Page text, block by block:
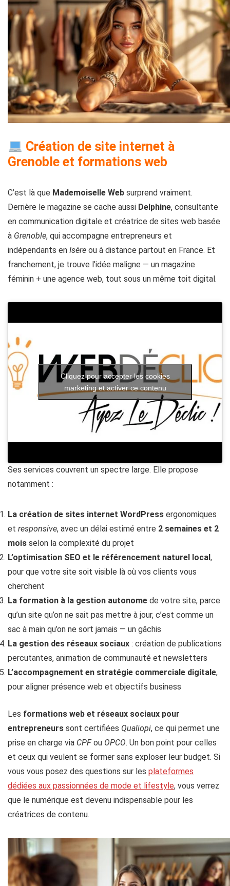
Création de site internet à
Grenoble et formations web
C’est là que Mademoiselle Web surprend vraiment.
Derrière le magazine se cache aussi Delphine, consultante
en communication digitale et créatrice de sites web basée
à Grenoble, qui accompagne entrepreneurs et
indépendants en Isère ou à distance partout en France. Et
franchement, je trouve l’idée maligne — un magazine
féminin + une agence web, tout sous un même toit digital.
Cliquez pour accepter les cookies
marketing et activer ce contenu
Ses services couvrent un spectre large. Elle propose
notamment :
La création de sites internet WordPress ergonomiques
et responsive, avec un délai estimé entre 2 semaines et 2
mois selon la complexité du projet
L’optimisation SEO et le référencement naturel local ,
pour que votre site soit visible là où vos clients vous
cherchent
La formation à la gestion autonome de votre site, parce
qu’un site qu’on ne sait pas mettre à jour, c’est comme un
sac à main qu’on ne sort jamais — un gâchis
La gestion des réseaux sociaux : création de publications
percutantes, animation de communauté et newsletters
L’accompagnement en stratégie commerciale digitale,
pour aligner présence web et objectifs business
Les formations web et réseaux sociaux pour
entrepreneurs sont certifiées Qualiopi, ce qui permet une
prise en charge via CPFou OPCO. Un bon point pour celles
et ceux qui veulent se former sans exploser leur budget. Si
vous vous posez des questions sur les plateformes
dédiées aux passionnées de mode et lifestyle, vous verrez
que le numérique est devenu indispensable pour les
créatrices de contenu.